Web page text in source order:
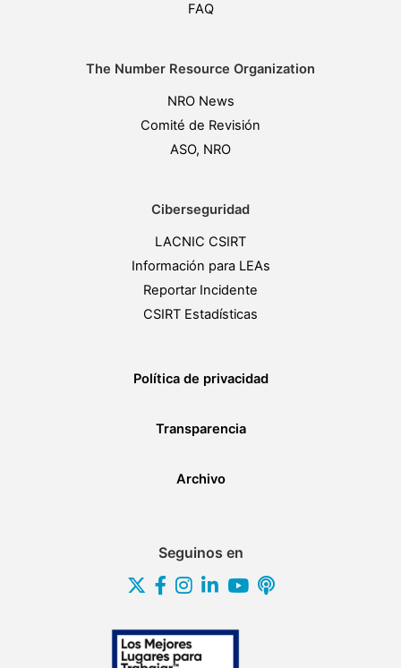
FAQ
The Number Resource Organization
NRO News
Comité de Revisión
ASO, NRO
Ciberseguridad
LACNIC CSIRT
Información para LEAs
Reportar Incidente
CSIRT Estadísticas
Política de privacidad
Transparencia
Archivo
Seguinos en